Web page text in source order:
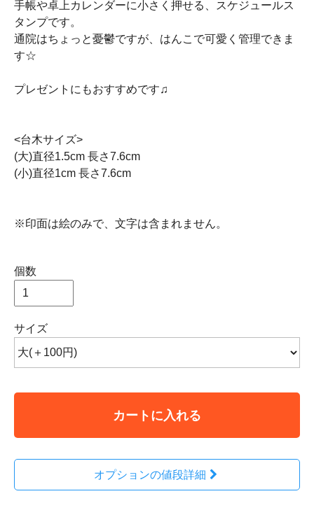
手帳や卓上カレンダーに小さく押せる、スケジュールス
タンプです。
通院はちょっと憂鬱ですが、はんこで可愛く管理できま
す☆
プレゼントにもおすすめです♫
<台木サイズ>
(大)直径1.5cm 長さ7.6cm
(小)直径1cm 長さ7.6cm
※印面は絵のみで、文字は含まれません。
個数
サイズ
カートに入れる
オプションの値段詳細